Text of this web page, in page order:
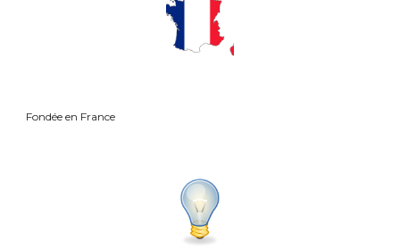
Fondée en France